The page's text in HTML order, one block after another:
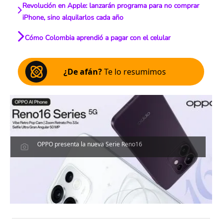
Revolución en Apple: lanzarán programa para no comprar
iPhone, sino alquilarlos cada año
Cómo Colombia aprendió a pagar con el celular
¿De afán?Te lo resumimos
OPPO presenta la nueva Serie Reno16